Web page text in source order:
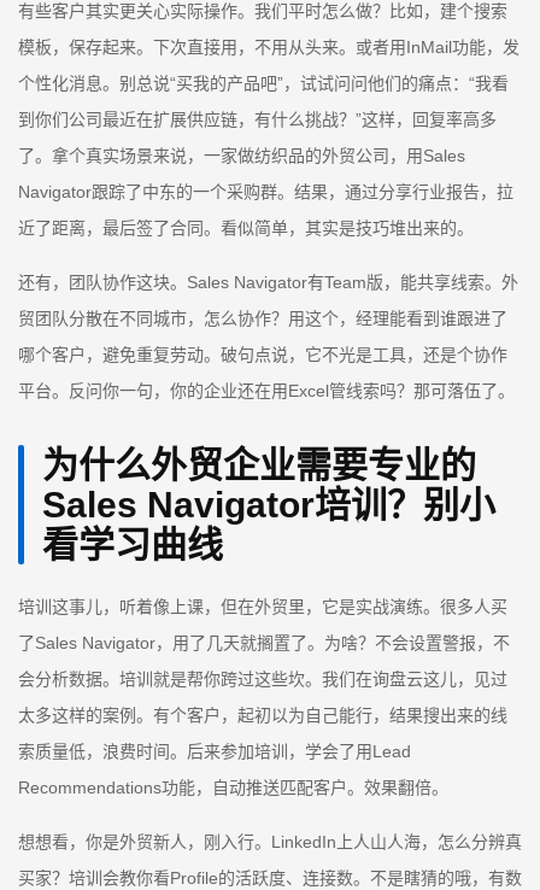
有些客户其实更关心实际操作。我们平时怎么做？比如，建个搜索
模板，保存起来。下次直接用，不用从头来。或者用InMail功能，发
个性化消息。别总说“买我的产品吧”，试试问问他们的痛点：“我看
到你们公司最近在扩展供应链，有什么挑战？”这样，回复率高多
了。拿个真实场景来说，一家做纺织品的外贸公司，用Sales
Navigator跟踪了中东的一个采购群。结果，通过分享行业报告，拉
近了距离，最后签了合同。看似简单，其实是技巧堆出来的。
还有，团队协作这块。Sales Navigator有Team版，能共享线索。外
贸团队分散在不同城市，怎么协作？用这个，经理能看到谁跟进了
哪个客户，避免重复劳动。破句点说，它不光是工具，还是个协作
平台。反问你一句，你的企业还在用Excel管线索吗？那可落伍了。
为什么外贸企业需要专业的
Sales Navigator培训？别小
看学习曲线
培训这事儿，听着像上课，但在外贸里，它是实战演练。很多人买
了Sales Navigator，用了几天就搁置了。为啥？不会设置警报，不
会分析数据。培训就是帮你跨过这些坎。我们在询盘云这儿，见过
太多这样的案例。有个客户，起初以为自己能行，结果搜出来的线
索质量低，浪费时间。后来参加培训，学会了用Lead
Recommendations功能，自动推送匹配客户。效果翻倍。
想想看，你是外贸新人，刚入行。LinkedIn上人山人海，怎么分辨真
买家？培训会教你看Profile的活跃度、连接数。不是瞎猜的哦，有数